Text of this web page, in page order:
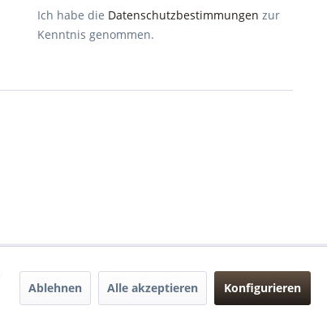
Ich habe die Datenschutzbestimmungen zur
Kenntnis genommen.
Ablehnen Alle akzeptieren Konfigurieren